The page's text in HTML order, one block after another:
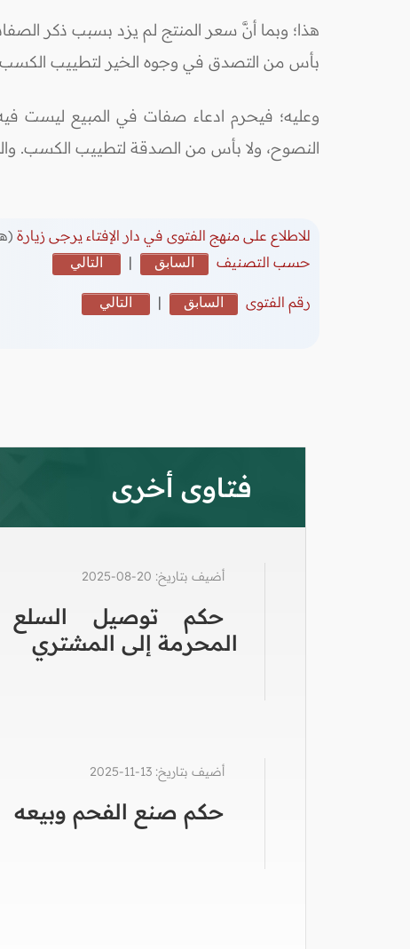
هذا؛ وبما أنَّ سعر المنتج لم يزد بسبب ذكر
بأس من التصدق في وجوه الخير لتطييب
وعليه؛ فيحرم ادعاء صفات في المبيع ليست
النصوح، ولا بأس من الصدقة لتطييب الكسب.
للاطلاع على منهج الفتوى في دار الإفتاء يرجى زيارة
حسب التصنيف
السابق | التالي
رقم الفتوى السابق | التالي
فتاوى أخرى
أضيف بتاريخ: 20-08-2025
حكم توصيل السلع
المحرمة إلى المشتري
أضيف بتاريخ: 13-11-2025
حكم صنع الفحم وبيعه